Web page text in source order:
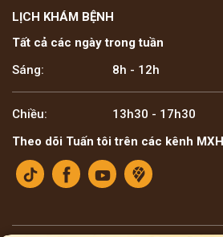
LỊCH KHÁM BỆNH
Tất cả các ngày trong tuần
Sáng:
8h - 12h
Chiều:
13h30 - 17h30
Theo dõi Tuấn tôi trên các kênh MXH